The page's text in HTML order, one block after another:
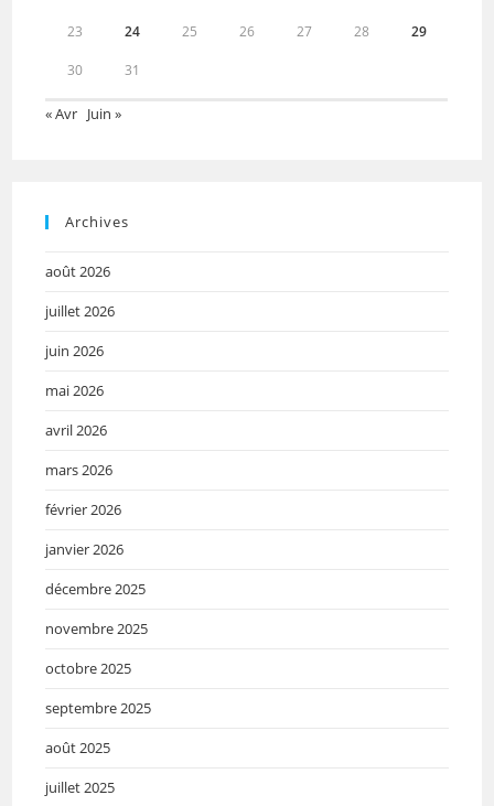
23 24 25 26 27 28 29
30 31
« Avr Juin »
Archives
août 2026
juillet 2026
juin 2026
mai 2026
avril 2026
mars 2026
février 2026
janvier 2026
décembre 2025
novembre 2025
octobre 2025
septembre 2025
août 2025
juillet 2025